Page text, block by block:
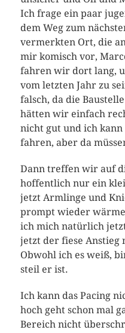
Ich frage ein paar
dem Weg zum
vermerkten Ort, die
mir komisch vor,
fahren wir dort lang,
vom letzten Jahr zu
falsch, da die
hätten wir einfach
nicht gut und ich
fahren, aber da
Dann treffen wir auf
hoffentlich nur ein
jetzt Armlinge und
prompt wieder
ich mich natürlich
jetzt der fiese Anstieg
Obwohl ich es weiß,
steil er ist.
Ich kann das Pacing
hoch geht schon mal
Bereich nicht